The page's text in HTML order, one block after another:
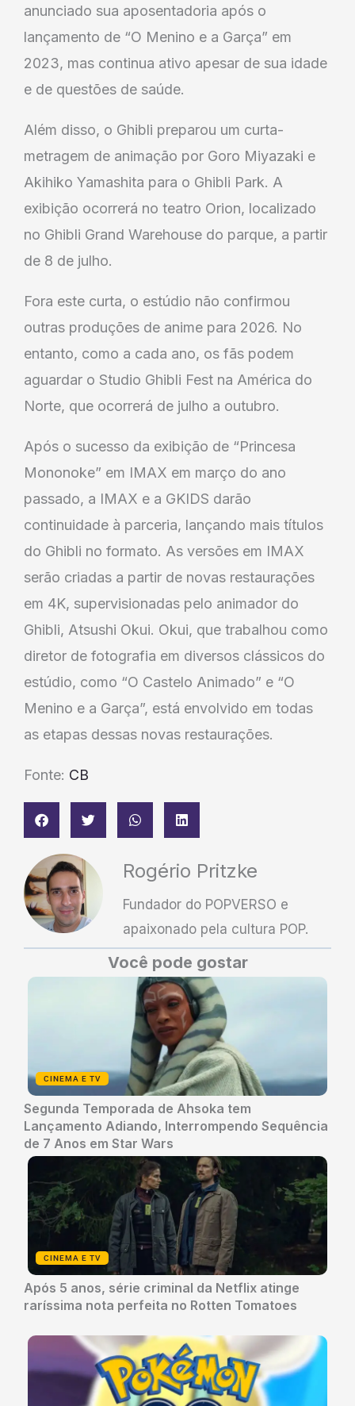
anunciado sua aposentadoria após o
lançamento de “O Menino e a Garça” em
2023, mas continua ativo apesar de sua idade
e de questões de saúde.
Além disso, o Ghibli preparou um curta-
metragem de animação por Goro Miyazaki e
Akihiko Yamashita para o Ghibli Park. A
exibição ocorrerá no teatro Orion, localizado
no Ghibli Grand Warehouse do parque, a partir
de 8 de julho.
Fora este curta, o estúdio não confirmou
outras produções de anime para 2026. No
entanto, como a cada ano, os fãs podem
aguardar o Studio Ghibli Fest na América do
Norte, que ocorrerá de julho a outubro.
Após o sucesso da exibição de “Princesa
Mononoke” em IMAX em março do ano
passado, a IMAX e a GKIDS darão
continuidade à parceria, lançando mais títulos
do Ghibli no formato. As versões em IMAX
serão criadas a partir de novas restaurações
em 4K, supervisionadas pelo animador do
Ghibli, Atsushi Okui. Okui, que trabalhou como
diretor de fotografia em diversos clássicos do
estúdio, como “O Castelo Animado” e “O
Menino e a Garça”, está envolvido em todas
as etapas dessas novas restaurações.
Fonte: CB
Rogério Pritzke
Fundador do POPVERSO e
apaixonado pela cultura POP.
Você pode gostar
CINEMA E TV
Segunda Temporada de Ahsoka tem
Lançamento Adiando, Interrompendo Sequência
de 7 Anos em Star Wars
CINEMA E TV
Após 5 anos, série criminal da Netflix atinge
raríssima nota perfeita no Rotten Tomatoes